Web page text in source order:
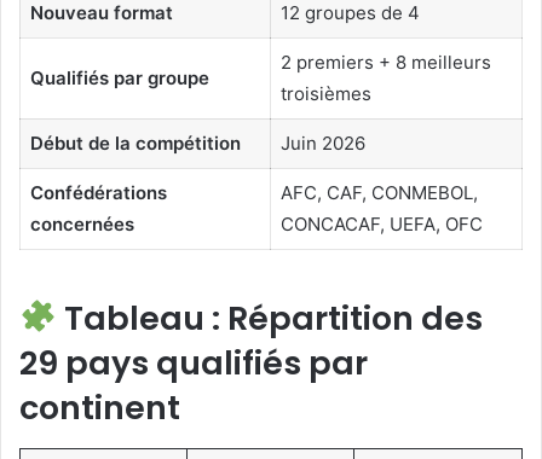
Nouveau format 12 groupes de 4
Qualifiés par groupe
2 premiers + 8 meilleurs
troisièmes
Début de la compétition Juin 2026
Confédérations
concernées
AFC, CAF, CONMEBOL,
CONCACAF, UEFA, OFC
Tableau : Répartition des
29 pays qualifiés par
continent